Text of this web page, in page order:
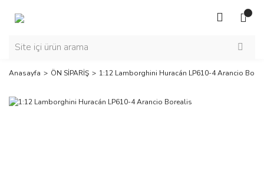
Anasayfa ÖN SİPARİŞ 1:12 Lamborghini Huracán LP610-4 Arancio